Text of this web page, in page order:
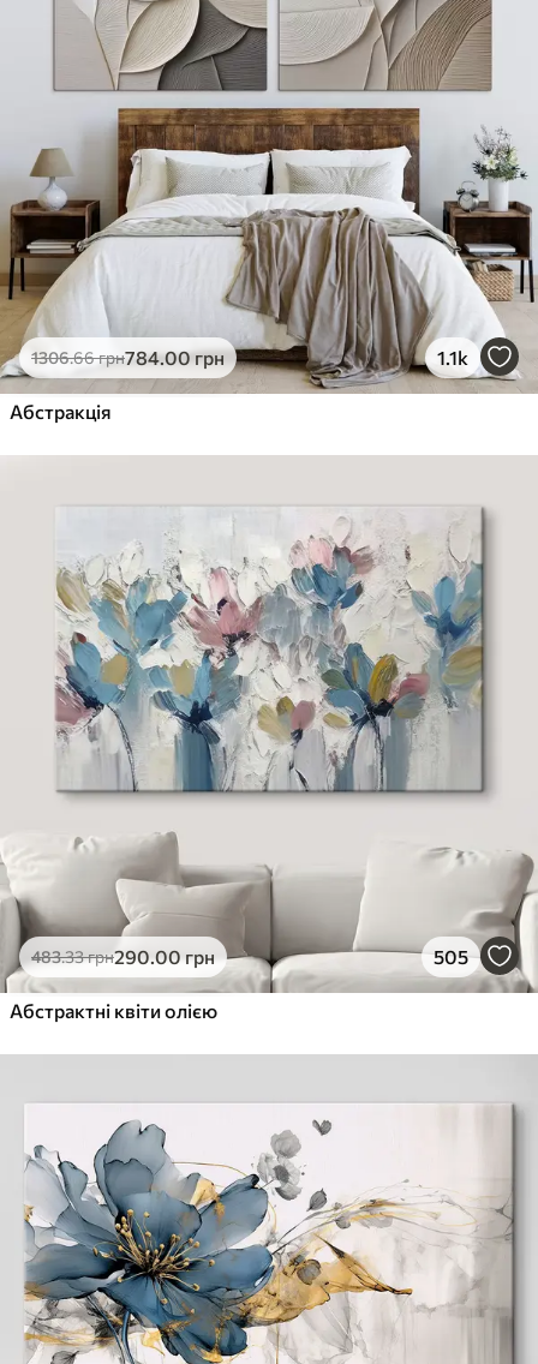
1306.66грн784.00грн 1.1k
Абстракція
483.33грн290.00грн 505
Абстрактні квіти олією